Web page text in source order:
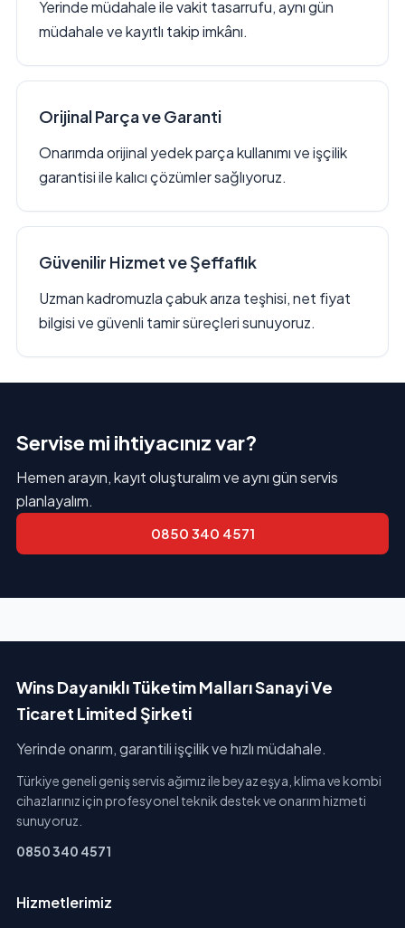
Yerinde müdahale ile vakit tasarrufu, aynı gün
müdahale ve kayıtlı takip imkânı.
Orijinal Parça ve Garanti
Onarımda orijinal yedek parça kullanımı ve işçilik
garantisi ile kalıcı çözümler sağlıyoruz.
Güvenilir Hizmet ve Şeffaflık
Uzman kadromuzla çabuk arıza teşhisi, net fiyat
bilgisi ve güvenli tamir süreçleri sunuyoruz.
Servise mi ihtiyacınız var?
Hemen arayın, kayıt oluşturalım ve aynı gün servis
planlayalım.
0850 340 4571
Wins Dayanıklı Tüketim Malları Sanayi Ve
Ticaret Limited Şirketi
Yerinde onarım, garantili işçilik ve hızlı müdahale.
Türkiye geneli geniş servis ağımız ile beyaz eşya, klima ve kombi
cihazlarınız için profesyonel teknik destek ve onarım hizmeti
sunuyoruz.
0850 340 4571
Hizmetlerimiz